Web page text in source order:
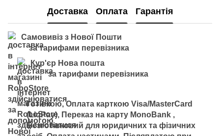
Доставка Оплата Гарантія
Самовивіз з Нової Пошти
за тарифами перевізника
Кур'єр Нова пошта
за тарифами перевізника
Готівкою, Оплата карткою Visa/MasterCard
(LiqPay), Переказ на карту MonoBank ,
Безготівковий для юридичних та фізичних